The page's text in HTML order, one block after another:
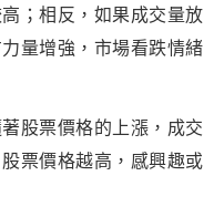
；相反，如果成交量放
量增強，市場看跌情緒
股票價格的上漲，成交
票價格越高，感興趣或